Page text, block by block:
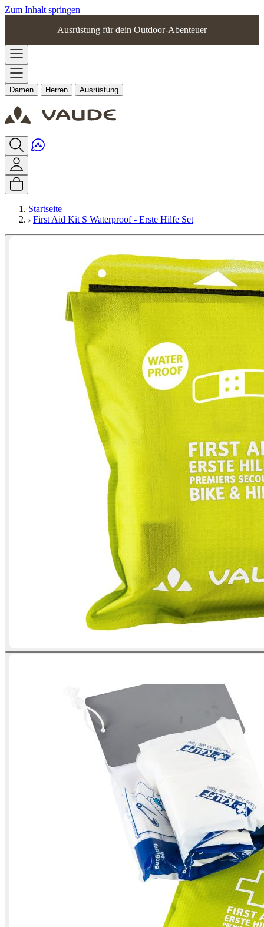
Zum Inhalt springen
Ausrüstung für dein Outdoor-Abenteuer
Damen Herren Ausrüstung
Startseite
First Aid Kit S Waterproof - Erste Hilfe Set